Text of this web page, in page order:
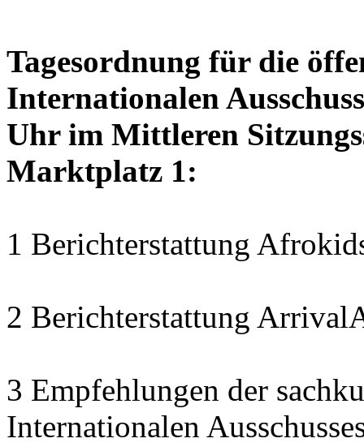
Tagesordnung für die
Internationalen
Uhr im Mittleren
Marktplatz 1:
1 Berichterstattung
2 Berichterstattung
3 Empfehlungen der
Internationalen